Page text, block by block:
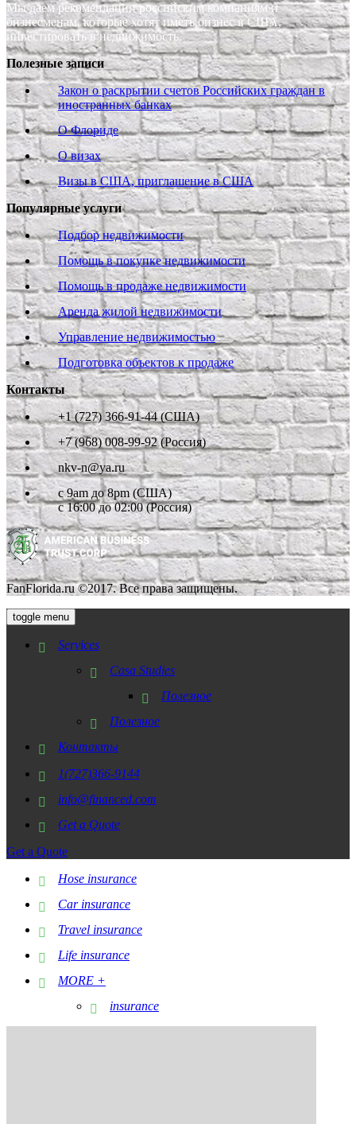
Мы даем рекомендации российским компаниям и
бизнесменам, которые хотят иметь бизнес в США,
инвестировать в недвижимость.
Полезные записи
Закон о раскрытии счетов Российских граждан в
иностранных банках
О Флориде
О визах
Визы в США, приглашение в США
Популярные услуги
Подбор недвижимости
Помощь в покупке недвижимости
Помощь в продаже недвижимости
Аренда жилой недвижимости
Управление недвижимостью
Подготовка объектов к продаже
Контакты
+1 (727) 366-91-44 (США)
+7 (968) 008-99-92 (Россия)
nkv-n@ya.ru
с 9am до 8pm (США)
с 16:00 до 02:00 (Россия)
FanFlorida.ru ©2017. Все права защищены.
toggle menu
Services
Casa Studies
Полезное
Полезное
Контакты
1(727)366-9144
info@financed.com
Get a Quote
Get a Quote
Hose insurance
Car insurance
Travel insurance
Life insurance
MORE +
insurance